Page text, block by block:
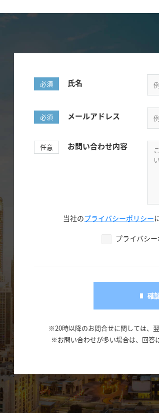
必須 氏名
必須 メールアドレス
任意 お問い合わせ内容
当社のプライバシーポリシー
プライバシ
※20時以降のお問合せに関しては、
※お問い合わせが多い場合は、回答